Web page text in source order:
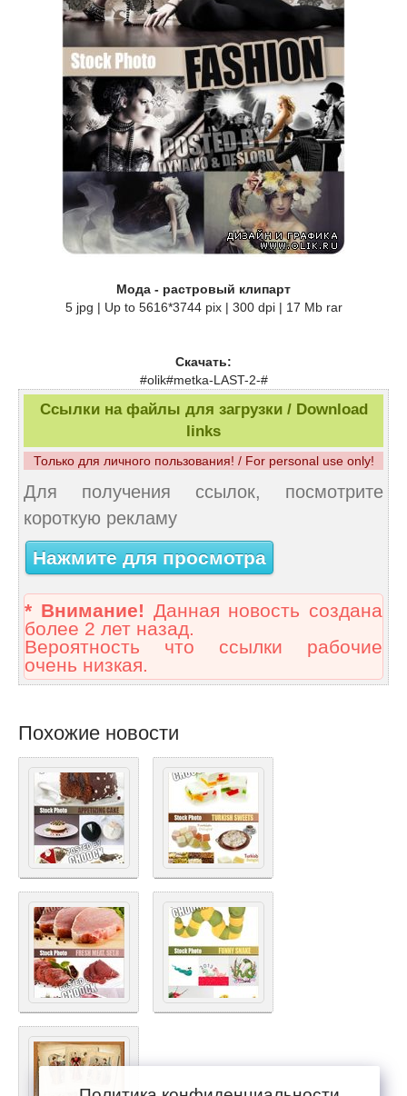
Мода - растровый клипарт
5 jpg | Up to 5616*3744 pix | 300 dpi | 17 Mb rar
Скачать:
#olik#metka-LAST-2-#
Ссылки на файлы для загрузки / Download
links
Только для личного пользования! / For personal use only!
Для получения ссылок, посмотрите
короткую рекламу
Нажмите для просмотра
* Внимание! Данная новость создана
более 2 лет назад.
Вероятность что ссылки рабочие
очень низкая.
Похожие новости